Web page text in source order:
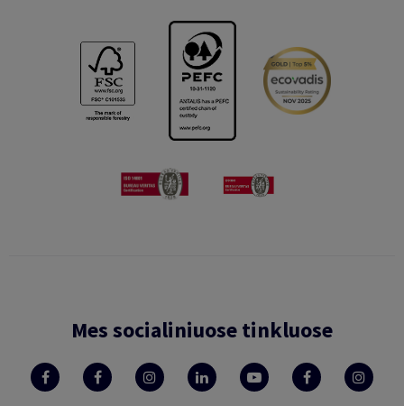
Mes socialiniuose tinkluose